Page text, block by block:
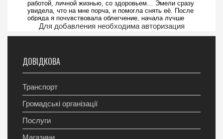
Для добавления необходима авторизация
ДОВІДКОВА
Транспорт
Громадські організації
Послуги
Магазини